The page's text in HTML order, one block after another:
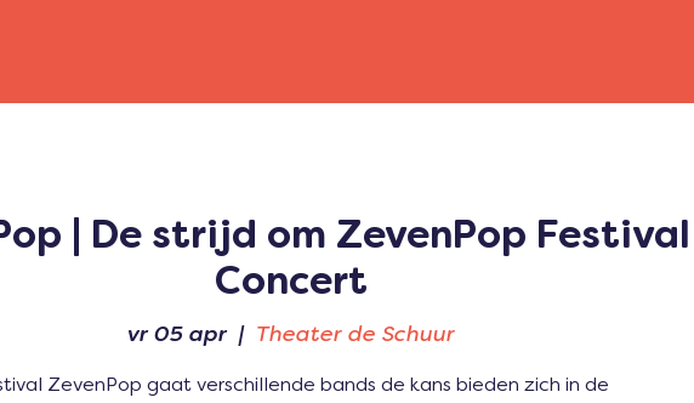
| De strijd om ZevenPop Festival |
Concert
vr 05 apr
  |
Theater de Schuur
ZevenPop gaat verschillende bands de kans bieden zich in de